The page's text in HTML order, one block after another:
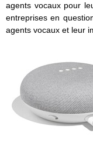
agents vocaux pour
entreprises en
agents vocaux et leur